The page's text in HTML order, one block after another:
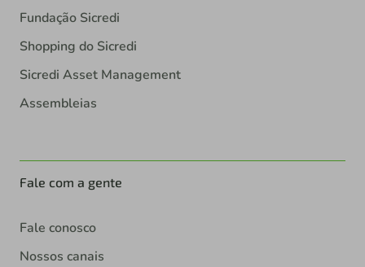
Fundação Sicredi
Shopping do Sicredi
Sicredi Asset Management
Assembleias
Fale com a gente
Fale conosco
Nossos canais